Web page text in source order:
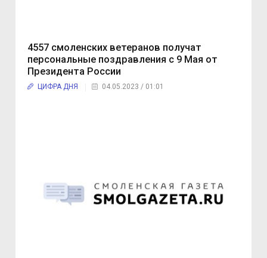
4557 смоленских ветеранов получат
персональные поздравления с 9 Мая от
Президента России
ЦИФРА ДНЯ 04.05.2023 / 01:01